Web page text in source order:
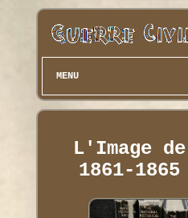
MENU
L'Image
1861-